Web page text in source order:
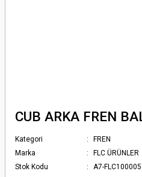
CUB ARKA FREN
Kategori
FREN
Marka
FLC ÜRÜNLER
Stok Kodu
A7-